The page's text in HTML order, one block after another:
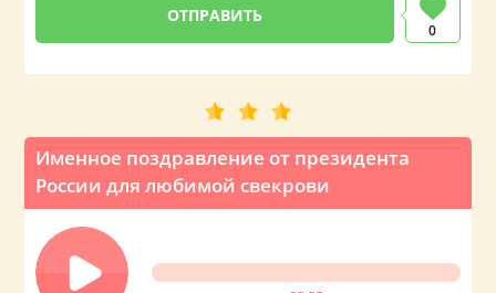
0
Именное поздравление от президента
России для любимой свекрови